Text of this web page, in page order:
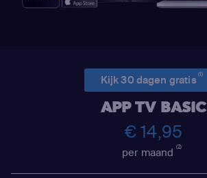
Kijk 30 dagen gratis(1)
APP TV BASIC
€ 14,95
per maand(2)